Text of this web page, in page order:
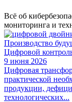
Всё об
мониторинга и
Производство
Цифровой
9 июня 2026
Цифровая
практической
продукции,
технологических...